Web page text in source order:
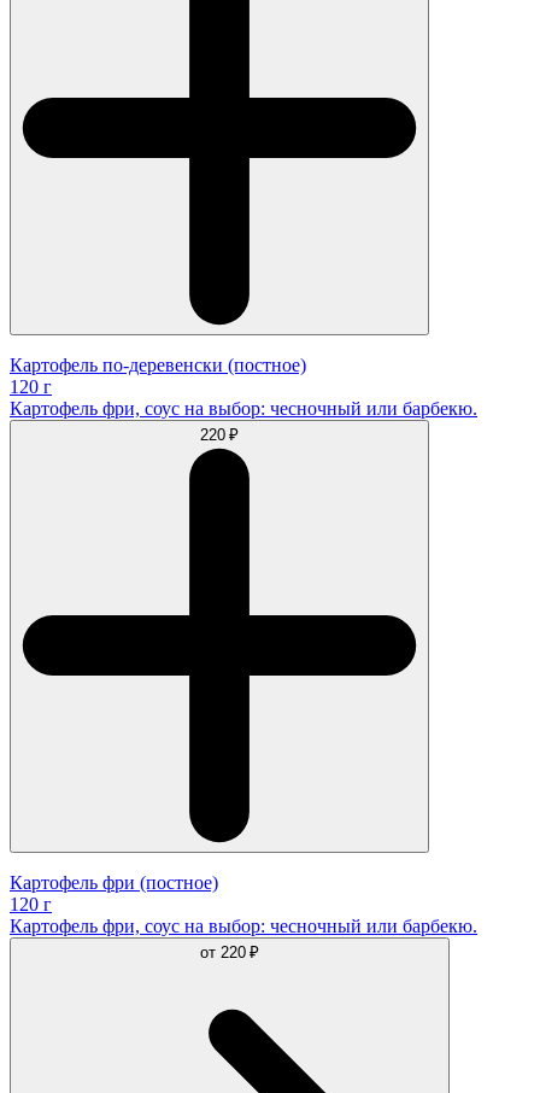
Картофель по-деревенски (постное)
120 г
Картофель фри, соус на выбор: чесночный или барбекю.
220 ₽
Картофель фри (постное)
120 г
Картофель фри, соус на выбор: чесночный или барбекю.
от 220 ₽